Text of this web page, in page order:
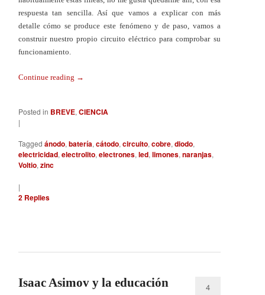
respuesta tan sencilla. Así que vamos a explicar con más
detalle cómo se produce este fenómeno y de paso, vamos a
construir nuestro propio circuito eléctrico para comprobar su
funcionamiento.
Continue reading →
Posted in BREVE, CIENCIA
|
Tagged ánodo, batería, cátodo, circuito, cobre, diodo,
electricidad, electrolito, electrones, led, limones, naranjas,
Voltio, zinc
|
2Replies
Isaac Asimov y la educación 4